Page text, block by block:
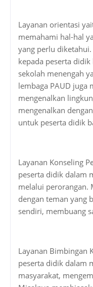
Layanan orientasi
memahami hal-hal
yang perlu
kepada peserta
sekolah menengah
lembaga PAUD
mengenalkan
mengenalkan
untuk peserta didik
Layanan Konseling
peserta didik dalam
melalui perorangan.
dengan teman yang
sendiri, membuang
Layanan Bimbingan
peserta didik dalam
masyarakat,